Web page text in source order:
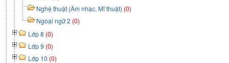
Nghệ thuật (Âm nhạc, Mĩ thuật) (0)
Ngoại ngữ 2 (0)
Lớp 8 (0)
Lớp 9 (0)
Lớp 10 (0)